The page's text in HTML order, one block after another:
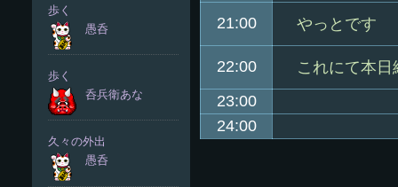
21:00
やっとです
22:00 これにて本日
23:00
24:00